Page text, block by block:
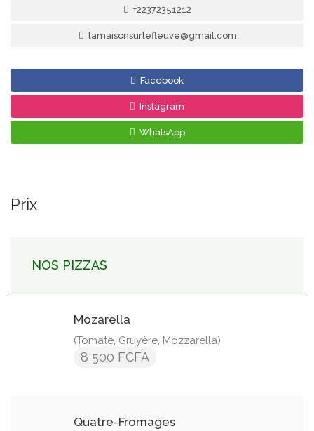
+22372351212
lamaisonsurlefleuve@gmail.com
Facebook
Instagram
WhatsApp
Prix
NOS PIZZAS
Mozarella
(Tomate, Gruyère, Mozzarella)
8 500 FCFA
Quatre-Fromages